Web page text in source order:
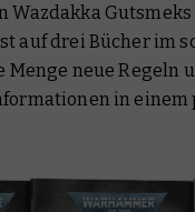
Wazdakka
auf drei Bücher im
Menge neue Regeln
in einem